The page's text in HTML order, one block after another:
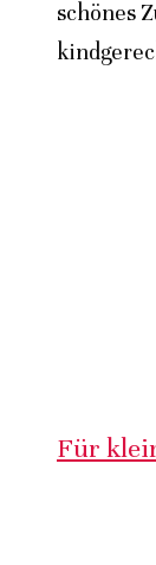
schönes
Für